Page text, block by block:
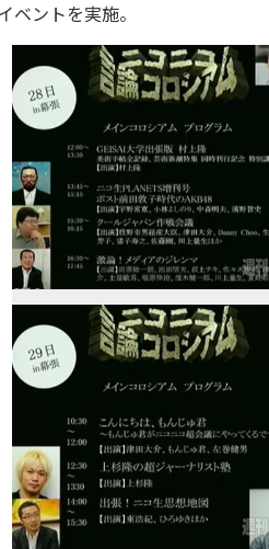
ントを実施。